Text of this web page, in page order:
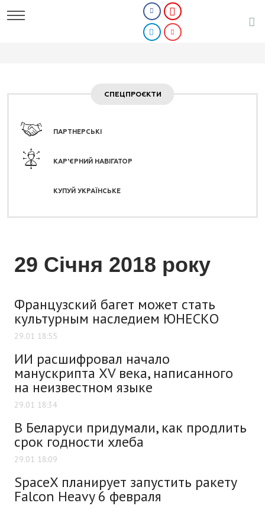
СПЕЦПРОЄКТИ
ПАРТНЕРСЬКІ
КАР'ЄРНИЙ НАВІГАТОР
КУПУЙ УКРАЇНСЬКЕ
29 Січня 2018 року
Французский багет может стать
культурным наследием ЮНЕСКО
29.01 18:55
ИИ расшифровал начало
манускрипта XV века, написанного
на неизвестном языке
29.01 18:34
В Беларуси придумали, как продлить
срок годности хлеба
29.01 18:09
SpaceX планирует запустить ракету
Falcon Heavy 6 февраля